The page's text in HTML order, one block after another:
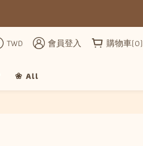
TWD 會員登入 購物車(0)
❀ All